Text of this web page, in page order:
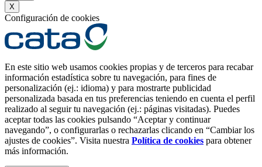
X
Configuración de cookies
En este sitio web usamos cookies propias y de terceros para recabar
información estadística sobre tu navegación, para fines de
personalización (ej.: idioma) y para mostrarte publicidad
personalizada basada en tus preferencias teniendo en cuenta el perfil
realizado al seguir tu navegación (ej.: páginas visitadas). Puedes
aceptar todas las cookies pulsando “Aceptar y continuar
navegando”, o configurarlas o rechazarlas clicando en “Cambiar los
ajustes de cookies”. Visita nuestra Política de cookies para obtener
más información.